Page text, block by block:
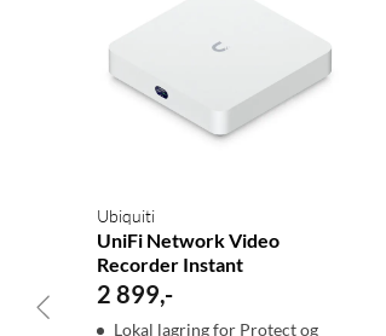
Spesifikasjoner
Mål: 442,4x325x43,7 mm
Kapslingsmateriale: SGCC steel
Festemateriale: SGCC steel
Maskinvare
Ubiquiti
UniFi Network Video
Recorder Instant
2 899,-
Lokal lagring for Protect og